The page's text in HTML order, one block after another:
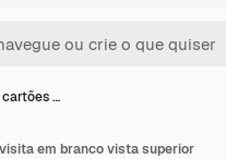
…
em branco vista superior